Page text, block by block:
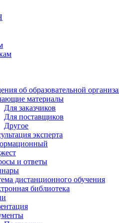
об образовательной
материалы
Для заказчиков
Для поставщиков
Другое
эксперта
и ответы
дистанционного обучения
библиотека